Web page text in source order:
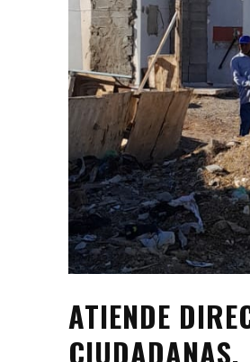
ATIENDE
CIUDADANAS.